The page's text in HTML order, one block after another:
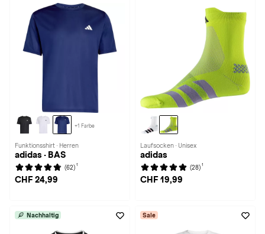
+1 Farbe
Funktionsshirt · Herren
adidas · BAS
(62) 1
CHF 24,99
Laufsocken · Unisex
adidas
(28) 1
CHF 19,99
Nachhaltig Sale